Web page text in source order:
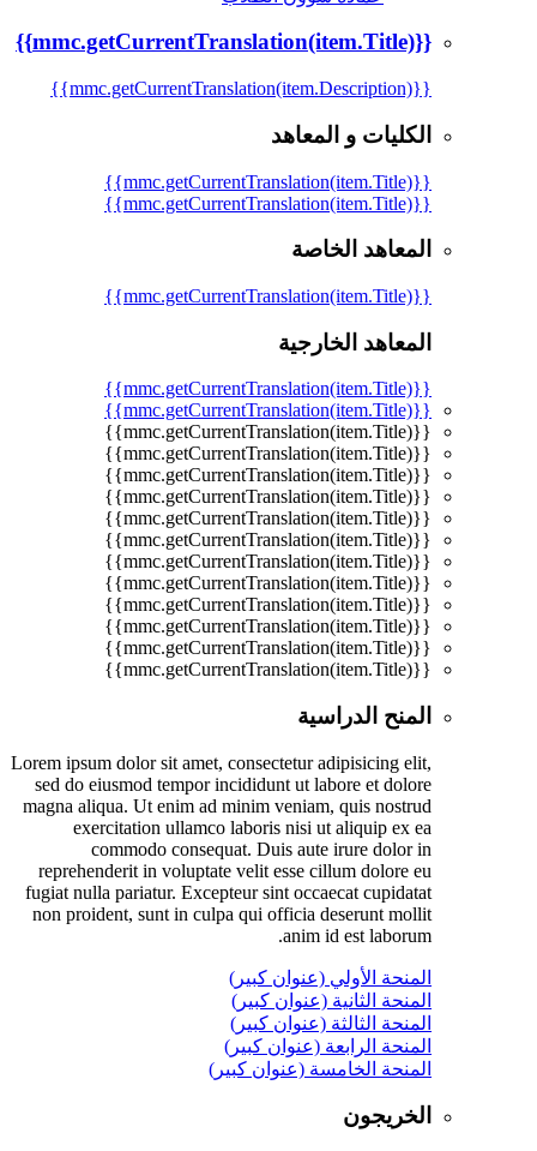
{{mmc.getCurrentTranslation(item.Title)}}
{{mmc.getCurrentTranslation(item.Description)}}
الكليات و المعاهد
{{mmc.getCurrentTranslation(item.Title)}}
{{mmc.getCurrentTranslation(item.Title)}}
المعاهد الخاصة
{{mmc.getCurrentTranslation(item.Title)}}
المعاهد الخارجية
{{mmc.getCurrentTranslation(item.Title)}}
{{mmc.getCurrentTranslation(item.Title)}}
{{mmc.getCurrentTranslation(item.Title)}}
{{mmc.getCurrentTranslation(item.Title)}}
{{mmc.getCurrentTranslation(item.Title)}}
{{mmc.getCurrentTranslation(item.Title)}}
{{mmc.getCurrentTranslation(item.Title)}}
{{mmc.getCurrentTranslation(item.Title)}}
{{mmc.getCurrentTranslation(item.Title)}}
{{mmc.getCurrentTranslation(item.Title)}}
{{mmc.getCurrentTranslation(item.Title)}}
{{mmc.getCurrentTranslation(item.Title)}}
{{mmc.getCurrentTranslation(item.Title)}}
{{mmc.getCurrentTranslation(item.Title)}}
المنح الدراسية
Lorem ipsum dolor sit amet, consectetur adipisicing elit,
sed do eiusmod tempor incididunt ut labore et dolore
magna aliqua. Ut enim ad minim veniam, quis nostrud
exercitation ullamco laboris nisi ut aliquip ex ea
commodo consequat. Duis aute irure dolor in
reprehenderit in voluptate velit esse cillum dolore eu
fugiat nulla pariatur. Excepteur sint occaecat cupidatat
non proident, sunt in culpa qui officia deserunt mollit
anim id est laborum.
المنحة الأولي (عنوان كبير)
المنحة الثانية (عنوان كبير)
المنحة الثالثة (عنوان كبير)
المنحة الرابعة (عنوان كبير)
المنحة الخامسة (عنوان كبير)
الخريجون